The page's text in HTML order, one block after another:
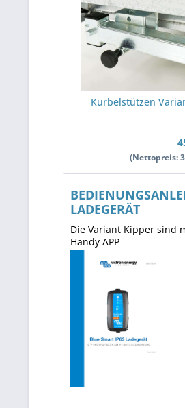
Kurbelstützen
(Nettopreis:
LADEGERÄT
Die Variant Kipper sind
Handy APP